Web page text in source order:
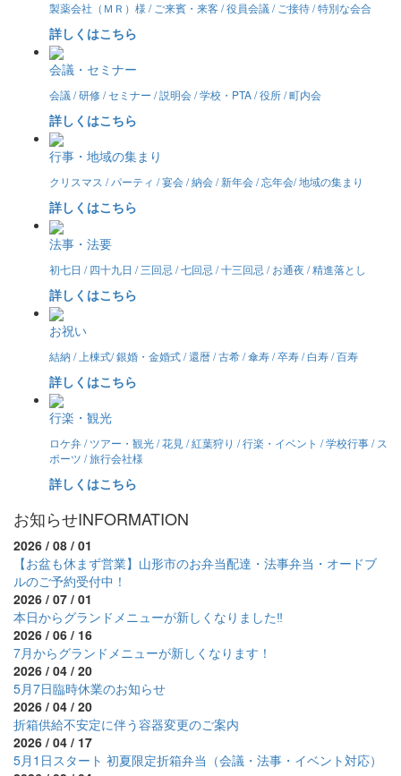
製薬会社（ＭＲ）様 / ご来賓・来客 / 役員会議 / ご接待 / 特別な会合
詳しくはこちら
会議・セミナー
会議 / 研修 / セミナー / 説明会 / 学校・PTA / 役所 / 町内会
詳しくはこちら
行事・地域の集まり
クリスマス / パーティ / 宴会 / 納会 / 新年会 / 忘年会/ 地域の集まり
詳しくはこちら
法事・法要
初七日 / 四十九日 / 三回忌 / 七回忌 / 十三回忌 / お通夜 / 精進落とし
詳しくはこちら
お祝い
結納 / 上棟式/ 銀婚・金婚式 / 還暦 / 古希 / 傘寿 / 卒寿 / 白寿 / 百寿
詳しくはこちら
行楽・観光
ロケ弁 / ツアー・観光 / 花見 / 紅葉狩り / 行楽・イベント / 学校行事 / ス
ポーツ / 旅行会社様
詳しくはこちら
お知らせINFORMATION
2026 / 08 / 01
【お盆も休まず営業】山形市のお弁当配達・法事弁当・オードブ
ルのご予約受付中！
2026 / 07 / 01
本日からグランドメニューが新しくなりました‼
2026 / 06 / 16
7月からグランドメニューが新しくなります！
2026 / 04 / 20
5月7日臨時休業のお知らせ
2026 / 04 / 20
折箱供給不安定に伴う容器変更のご案内
2026 / 04 / 17
5月1日スタート 初夏限定折箱弁当（会議・法事・イベント対応）